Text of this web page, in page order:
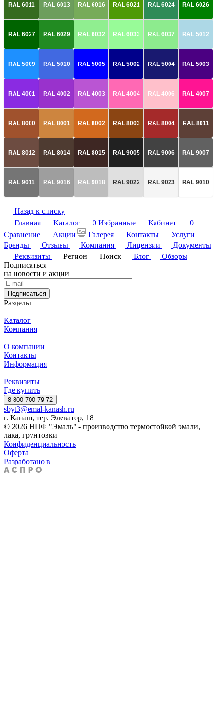
RAL 6011 RAL 6013 RAL 6016 RAL 6021 RAL 6024 RAL 6026
RAL 6027 RAL 6029 RAL 6032 RAL 6033 RAL 6037 RAL 5012
RAL 5009 RAL 5010 RAL 5005 RAL 5002 RAL 5004 RAL 5003
RAL 4001 RAL 4002 RAL 4003 RAL 4004 RAL 4006 RAL 4007
RAL 8000 RAL 8001 RAL 8002 RAL 8003 RAL 8004 RAL 8011
RAL 8012 RAL 8014 RAL 8015 RAL 9005 RAL 9006 RAL 9007
RAL 9011 RAL 9016 RAL 9018 RAL 9022 RAL 9023 RAL 9010
Назад к списку
Главная
Каталог 0 Избранные Кабинет
0
Сравнение
Акции Галерея Контакты
Услуги
Бренды
Отзывы Компания Лицензии
Документы
Реквизиты
Регион Поиск Блог
Обзоры
Подписаться
на новости и акции
Подписаться
Разделы
Каталог
Компания
О компании
Контакты
Информация
Реквизиты
Где купить
8 800 700 79 72
sbyt3@emal-kanash.ru
г. Канаш, тер. Элеватор, 18
© 2026 НПФ "Эмаль" - производство термостойкой эмали,
лака, грунтовки
Конфиденциальность
Оферта
Разработано в